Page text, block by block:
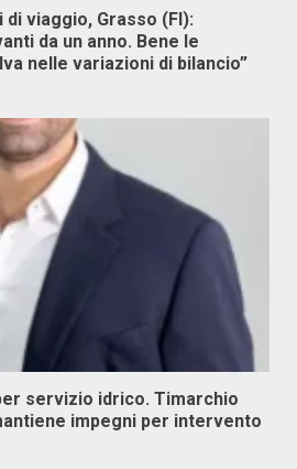
viaggio, Grasso (FI):
da un anno. Bene le
nelle variazioni di bilancio”
servizio idrico. Timarchio
impegni per intervento